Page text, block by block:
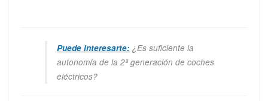
Puede interesarte: ¿Es suficiente la
autonomía de la 2ª generación de coches
eléctricos?